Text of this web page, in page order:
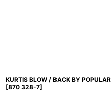
KURTIS BLOW / BACK BY
[870 328-7]